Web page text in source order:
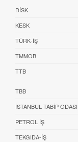
DİSK
KESK
TÜRK-İŞ
TMMOB
TTB
TBB
İSTANBUL TABIP ODASI
PETROL İŞ
TEKGIDA-İŞ